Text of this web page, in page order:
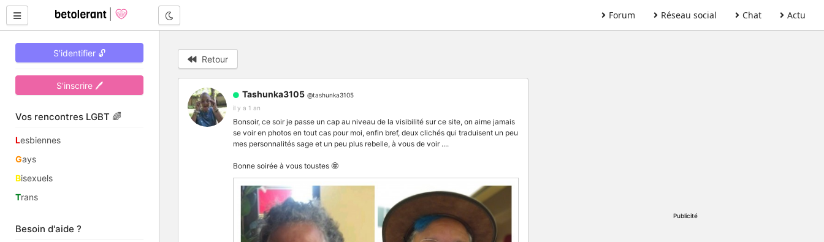
Forum Réseau social Chat Actu
S'identifier 🔓
S'inscrire 🖊
Vos rencontres LGBT 🌈
Lesbiennes
Gays
Bisexuels
Trans
Besoin d'aide ?
Retour
Tashunka3105 @tashunka3105
il y a 1 an
Bonsoir, ce soir je passe un cap au niveau de la visibilité sur ce site, on aime jamais
se voir en photos en tout cas pour moi, enfin bref, deux clichés qui traduisent un peu
mes personnalités sage et un peu plus rebelle, à vous de voir ....
Bonne soirée à vous toustes 🤩
Publicité